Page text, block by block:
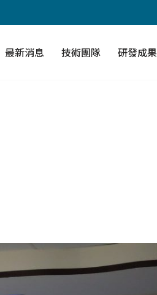
最新消息 技術團隊 研發成果